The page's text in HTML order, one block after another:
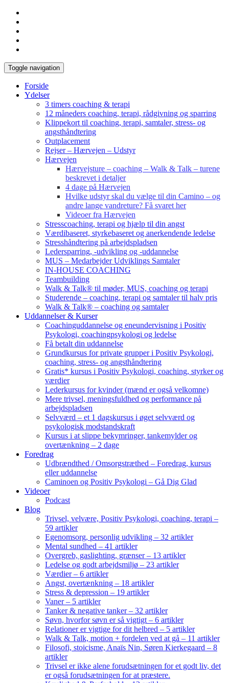
Toggle navigation
Forside
Ydelser
3 timers coaching & terapi
12 måneders coaching, terapi, rådgivning og sparring
Klippekort til coaching, terapi, samtaler, stress- og
angsthåndtering
Outplacement
Rejser – Hærvejen – Udstyr
Hærvejen
Hærvejsture – coaching – Walk & Talk – turene
beskrevet i detaljer
4 dage på Hærvejen
Hvilke udstyr skal du vælge til din Camino – og
andre lange vandreture? Få svaret her
Videoer fra Hærvejen
Stresscoaching, terapi og hjælp til din angst
Værdibaseret, styrkebaseret og anerkendende ledelse
Stresshåndtering på arbejdspladsen
Ledersparring, -udvikling og -uddannelse
MUS – Medarbejder Udviklings Samtaler
IN-HOUSE COACHING
Teambuilding
Walk & Talk® til møder, MUS, coaching og terapi
Studerende – coaching, terapi og samtaler til halv pris
Walk & Talk® – coaching og samtaler
Uddannelser & Kurser
Coachinguddannelse og eneundervisning i Positiv
Psykologi, coachingpsykologi og ledelse
Få betalt din uddannelse
Grundkursus for private grupper i Positiv Psykologi,
coaching, stress- og angsthåndtering
Gratis* kursus i Positiv Psykologi, coaching, styrker og
værdier
Lederkursus for kvinder (mænd er også velkomne)
Mere trivsel, meningsfuldhed og performance på
arbejdspladsen
Selvværd – et 1 dagskursus i øget selvværd og
psykologisk modstandskraft
Kursus i at slippe bekymringer, tankemylder og
overtænkning – 2 dage
Foredrag
Udbrændthed / Omsorgstræthed – Foredrag, kursus
eller uddannelse
Caminoen og Positiv Psykologi – Gå Dig Glad
Videoer
Podcast
Blog
Trivsel, velvære, Positiv Psykologi, coaching, terapi –
59 artikler
Egenomsorg, personlig udvikling – 32 artikler
Mental sundhed – 41 artikler
Overgreb, gaslighting, grænser – 13 artikler
Ledelse og godt arbejdsmiljø – 23 artikler
Værdier – 6 artikler
Angst, overtænkning – 18 artikler
Stress & depression – 19 artikler
Vaner – 5 artikler
Tanker & negative tanker – 32 artikler
Søvn, hvorfor søvn er så vigtigt – 6 artikler
Relationer er vigtige for dit helbred – 5 artikler
Walk & Talk, motion + fordelen ved at gå – 11 artikler
Filosofi, stoicisme, Anaïs Nin, Søren Kierkegaard – 8
artikler
Trivsel er ikke alene forudsætningen for et godt liv, det
er også forudsætningen for at præstere.